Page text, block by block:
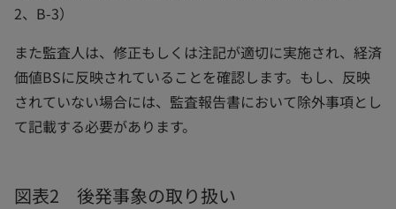
2、B-3）
また監査人は、修正もしくは注記が適切に実施され、経済
価値BSに反映されていることを確認します。もし、反映
されていない場合には、監査報告書において除外事項とし
て記載する必要があります。
図表2 後発事象の取り扱い